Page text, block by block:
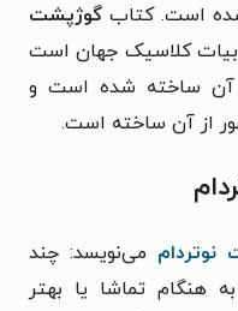
است. کتاب گوژپشت
کلاسیک جهان است
آن ساخته شده است و
از آن ساخته است.
می‌نویسد: چند
هنگام تماشا یا بهتر